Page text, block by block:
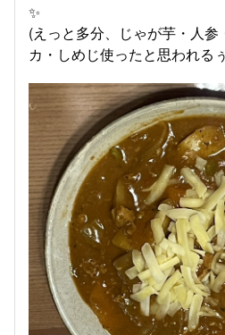
✨
(えっと多分、じゃが芋・人参
カ・しめじ使ったと思われる